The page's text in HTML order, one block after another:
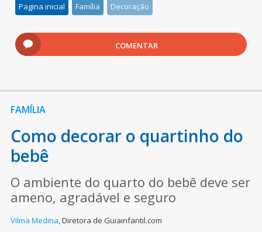
Pagina inicial Família Decoração
COMENTAR
FAMÍLIA
Como decorar o quartinho do
bebê
O ambiente do quarto do bebê deve ser
ameno, agradável e seguro
Vilma Medina,Diretora de Guiainfantil.com